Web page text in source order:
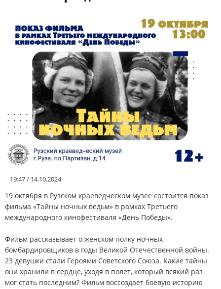
БЕЗОПАСНОСТЬ
ПРОИCШЕСТВИЯ
АФИША
КУЛЬТУРА
СПОРТ
РЕДАКЦИЯ
РЕКЛАМОДАТЕЛЯМ
КОНТАКТЫ
19:47 / 14.10.2024
19 октября в Рузском краеведческом музее состоится показ
фильма «Тайны ночных ведьм» в рамках Третьего
международного кинофестиваля «День Победы».
Фильм рассказывает о женском полку ночных
бомбардировщиков в годы Великой Отечественной войны.
23 девушки стали Героями Советского Союза. Какие тайны
они хранили в сердце, уходя в полет, который всякий раз
мог стать последним? Фильм воссоздает боевую историю